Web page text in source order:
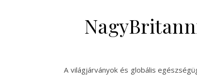
A világjárványok és globális